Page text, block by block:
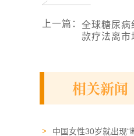
上一篇 ： 全球糖尿病
款疗法离市
相关新闻
中国女性30岁就出现“